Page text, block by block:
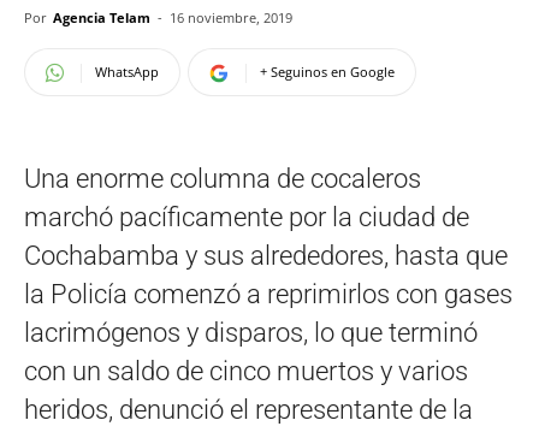
Por Agencia Telam - 16 noviembre, 2019
WhatsApp + Seguinos en Google
Una enorme columna de cocaleros
marchó pacíficamente por la ciudad de
Cochabamba y sus alrededores, hasta que
la Policía comenzó a reprimirlos con gases
lacrimógenos y disparos, lo que terminó
con un saldo de cinco muertos y varios
heridos, denunció el representante de la